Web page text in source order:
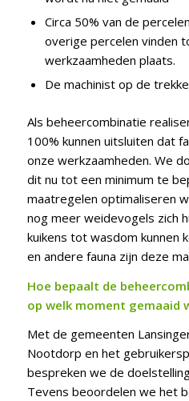
Circa 50% van de
overige percelen vinden
werkzaamheden plaats.
De machinist op de
Als beheercombinatie
100% kunnen uitsluiten dat
onze werkzaamheden. We
dit nu tot een minimum te
maatregelen optimaliseren
nog meer weidevogels zich
kuikens tot wasdom kunnen
en andere fauna zijn deze
Hoe bepaalt de
op welk moment gemaaid
Met de gemeenten
Nootdorp en het
bespreken we de
Tevens beoordelen we het